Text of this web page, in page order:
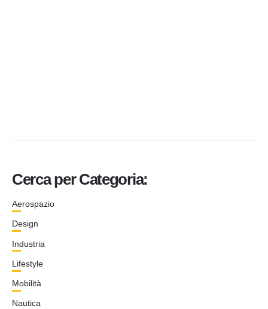
Cerca per Categoria:
Aerospazio
Design
Industria
Lifestyle
Mobilità
Nautica